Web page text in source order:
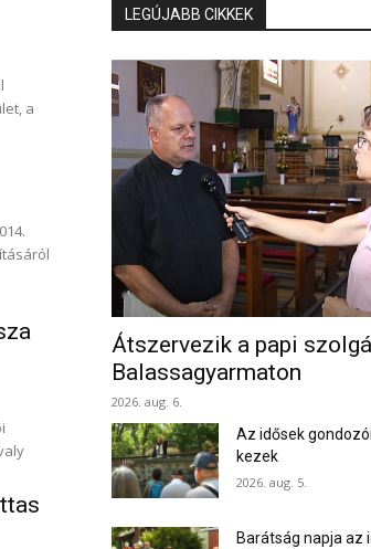
LEGÚJABB CIKKEK
Átszervezik a papi
Balassagyarmaton
2026. aug. 6.
Az idősek
kezek
2026. aug. 5.
Barátság napja az